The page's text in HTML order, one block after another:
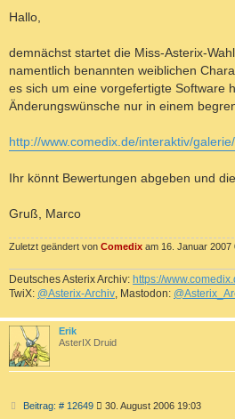
a
g
Hallo,
demnächst startet die Miss-Asterix-
namentlich benannten weiblichen
es sich um eine vorgefertigte Software
Änderungswünsche nur in einem
http://www.comedix.de/interaktiv/galerie/
Ihr könnt Bewertungen abgeben und
Gruß, Marco
Zuletzt geändert von Comedix am 16. Januar 2007
Deutsches Asterix Archiv: https://
TwiX: @Asterix-Archiv, Mastodon:
Erik
AsterIX Druid
Beitrag: # 12649B 30. August 2006 19:03